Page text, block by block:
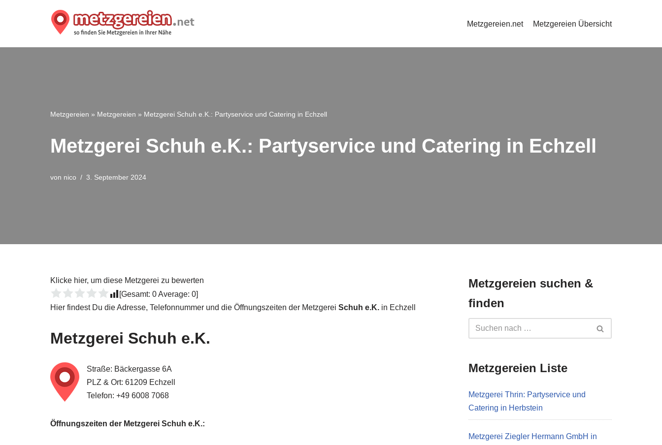
Metzgereien.net Metzgereien Übersicht
Metzgereien » Metzgereien » Metzgerei Schuh e.K.: Partyservice und Catering in Echzell
Metzgerei Schuh e.K.: Partyservice und Catering in Echzell
von nico 3. September 2024
Klicke hier, um diese Metzgerei zu bewerten
[Gesamt: 0Average: 0]
Hier findest Du die Adresse, Telefonnummer und die Öffnungszeiten der Metzgerei Schuh e.K. in Echzell
Metzgerei Schuh e.K.
Straße: Bäckergasse 6A
PLZ & Ort: 61209 Echzell
Telefon: +49 6008 7068
Öffnungszeiten der Metzgerei Schuh e.K.:
Metzgereien suchen &
finden
Metzgereien Liste
Metzgerei Thrin: Partyservice und
Catering in Herbstein
Metzgerei Ziegler Hermann GmbH in